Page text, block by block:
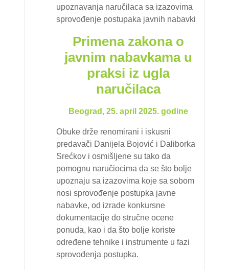
upoznavanja naručilaca sa izazovima
sprovođenje postupaka javnih nabavki
Primena zakona o
javnim nabavkama u
praksi iz ugla
naručilaca
Beograd, 25. april 2025. godine
Obuke drže renomirani i iskusni
predavači Danijela Bojović i Daliborka
Srećkov i osmišljene su tako da
pomognu naručiocima da se što bolje
upoznaju sa izazovima koje sa sobom
nosi sprovođenje postupka javne
nabavke, od izrade konkursne
dokumentacije do stručne ocene
ponuda, kao i da što bolje koriste
određene tehnike i instrumente u fazi
sprovođenja postupka.